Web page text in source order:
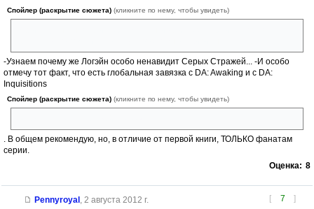
Спойлер (раскрытие сюжета) (кликните по нему, чтобы увидеть)
-Узнаем почему же Логэйн особо ненавидит Серых Стражей... -И особо
отмечу тот факт, что есть глобальная завязка с DA: Awaking и с DA:
Inquisitions
Спойлер (раскрытие сюжета) (кликните по нему, чтобы увидеть)
. В общем рекомендую, но, в отличие от первой книги, ТОЛЬКО фанатам
серии.
Оценка: 8
[ 7 ]
Pennyroyal, 2 августа 2012 г.